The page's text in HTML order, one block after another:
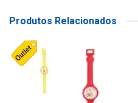
Produtos Relacionados